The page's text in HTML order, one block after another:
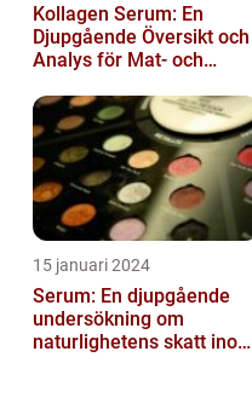
Kollagen Serum: En
Djupgående Översikt och
Analys för Mat- och
15 januari 2024
Serum: En djupgående
undersökning om
naturlighetens skatt inom